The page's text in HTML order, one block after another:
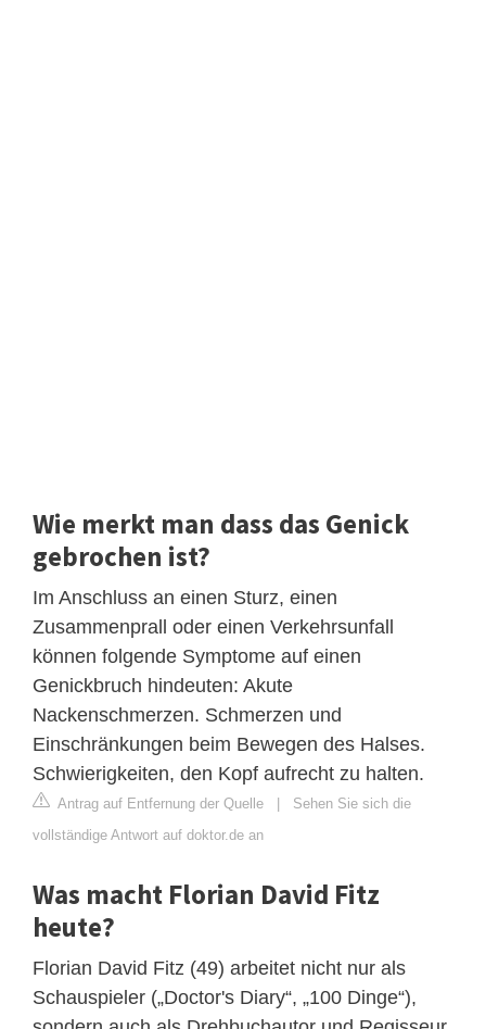
Wie merkt man dass das Genick
gebrochen ist?
Im Anschluss an einen Sturz, einen
Zusammenprall oder einen Verkehrsunfall
können folgende Symptome auf einen
Genickbruch hindeuten: Akute
Nackenschmerzen. Schmerzen und
Einschränkungen beim Bewegen des Halses.
Schwierigkeiten, den Kopf aufrecht zu halten.
Antrag auf Entfernung der Quelle | Sehen Sie sich die
vollständige Antwort auf doktor.de an
Was macht Florian David Fitz
heute?
Florian David Fitz (49) arbeitet nicht nur als
Schauspieler („Doctor's Diary“, „100 Dinge“),